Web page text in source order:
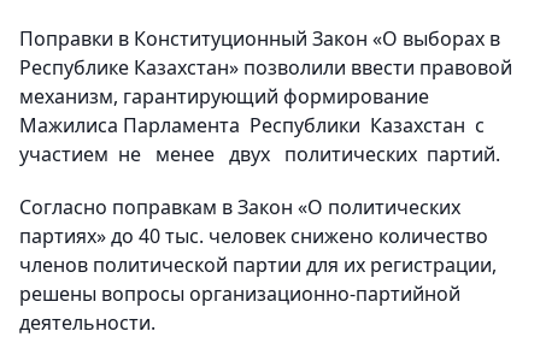
Поправки в Конституционный Закон «О выборах в
Республике Казахстан» позволили ввести правовой
механизм, гарантирующий формирование
Мажилиса Парламента Республики Казахстан с
участием не менее двух политических партий.
Согласно поправкам в Закон «О политических
партиях» до 40 тыс. человек снижено количество
членов политической партии для их регистрации,
решены вопросы организационно-партийной
деятельности.